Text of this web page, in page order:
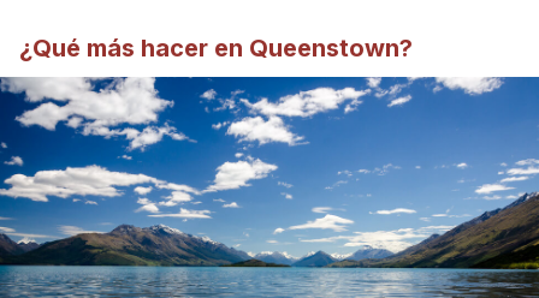
¿Qué más hacer en Queenstown?